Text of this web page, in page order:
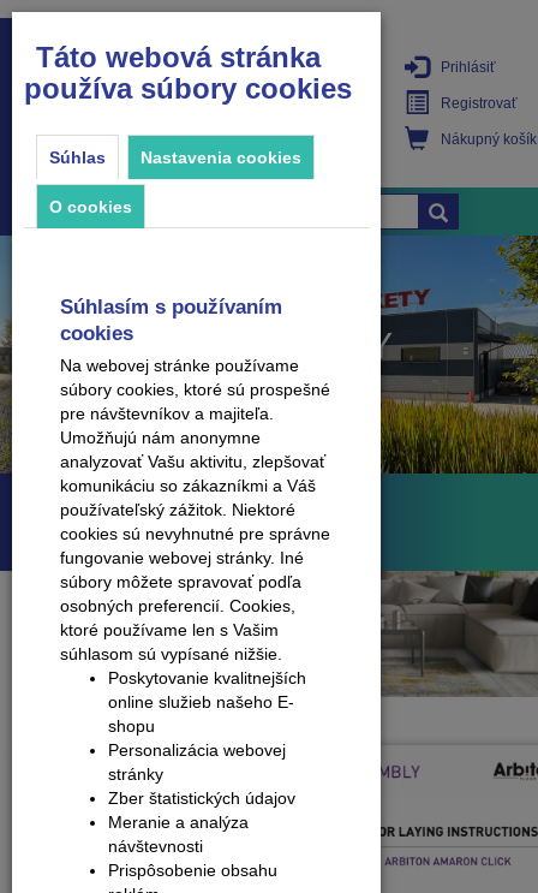
PRODUKTY
Prihlásiť
Registrovať
Nákupný košík
KATALÓGY
Späť na zoznam značiek
Táto webová stránka
používa súbory cookies
Súhlas Nastavenia cookies
O cookies
Súhlasím s používaním
cookies
Na webovej stránke používame
súbory cookies, ktoré sú prospešné
pre návštevníkov a majiteľa.
Umožňujú nám anonymne
analyzovať Vašu aktivitu, zlepšovať
komunikáciu so zákazníkmi a Váš
používateľský zážitok. Niektoré
cookies sú nevyhnutné pre správne
fungovanie webovej stránky. Iné
súbory môžete spravovať podľa
osobných preferencií. Cookies,
ktoré používame len s Vašim
súhlasom sú vypísané nižšie.
Poskytovanie kvalitnejších
online služieb našeho E-
shopu
Personalizácia webovej
stránky
Zber štatistických údajov
Meranie a analýza
návštevnosti
Prispôsobenie obsahu